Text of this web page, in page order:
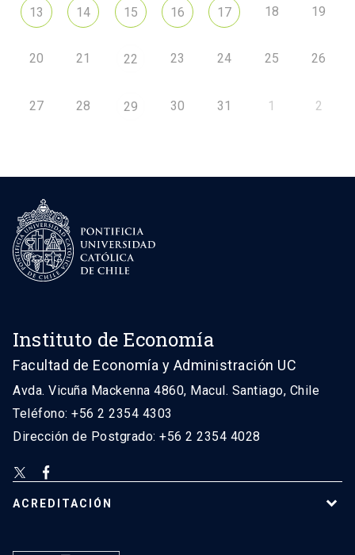
13 14 15 16 17 18 19
20 21 22 23 24 25 26
27 28 29 30 31 1 2
Instituto de Economía
Facultad de Economía y Administración UC
Avda. Vicuña Mackenna 4860, Macul. Santiago, Chile
Teléfono: +56 2 2354 4303
Dirección de Postgrado: +56 2 2354 4028
ACREDITACIÓN